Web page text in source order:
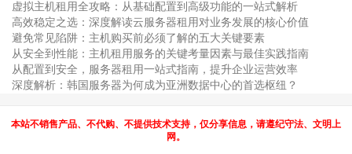
虚拟主机租用全攻略：从基础配置到高级功能的一站式解析
高效稳定之选：深度解读云服务器租用对业务发展的核心价值
避免常见陷阱：主机购买前必须了解的五大关键要素
从安全到性能：主机租用服务的关键考量因素与最佳实践指南
从配置到安全，服务器租用一站式指南，提升企业运营效率
深度解析：韩国服务器为何成为亚洲数据中心的首选枢纽？
本站不销售产品、不代购、不提供技术支持，仅分享信息，请遵纪守法、文明上
网。